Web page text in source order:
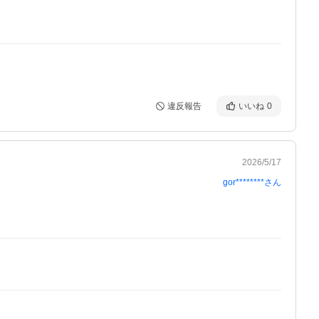
違反報告 いいね 0
2026/5/17
gor********さん